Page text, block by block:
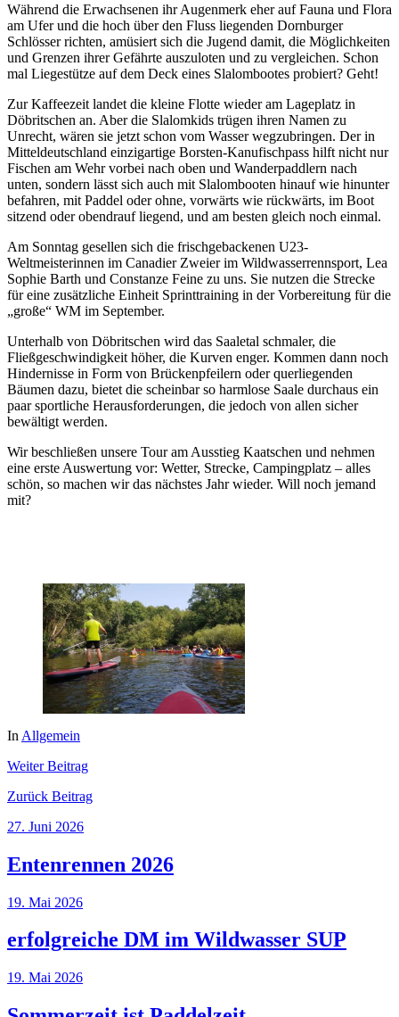
Während die Erwachsenen ihr Augenmerk eher auf Fauna und Flora
am Ufer und die hoch über den Fluss liegenden Dornburger
Schlösser richten, amüsiert sich die Jugend damit, die Möglichkeiten
und Grenzen ihrer Gefährte auszuloten und zu vergleichen. Schon
mal Liegestütze auf dem Deck eines Slalombootes probiert? Geht!
Zur Kaffeezeit landet die kleine Flotte wieder am Lageplatz in
Döbritschen an. Aber die Slalomkids trügen ihren Namen zu
Unrecht, wären sie jetzt schon vom Wasser wegzubringen. Der in
Mitteldeutschland einzigartige Borsten-Kanufischpass hilft nicht nur
Fischen am Wehr vorbei nach oben und Wanderpaddlern nach
unten, sondern lässt sich auch mit Slalombooten hinauf wie hinunter
befahren, mit Paddel oder ohne, vorwärts wie rückwärts, im Boot
sitzend oder obendrauf liegend, und am besten gleich noch einmal.
Am Sonntag gesellen sich die frischgebackenen U23-
Weltmeisterinnen im Canadier Zweier im Wildwasserrennsport, Lea
Sophie Barth und Constanze Feine zu uns. Sie nutzen die Strecke
für eine zusätzliche Einheit Sprinttraining in der Vorbereitung für die
„große“ WM im September.
Unterhalb von Döbritschen wird das Saaletal schmaler, die
Fließgeschwindigkeit höher, die Kurven enger. Kommen dann noch
Hindernisse in Form von Brückenpfeilern oder querliegenden
Bäumen dazu, bietet die scheinbar so harmlose Saale durchaus ein
paar sportliche Herausforderungen, die jedoch von allen sicher
bewältigt werden.
Wir beschließen unsere Tour am Ausstieg Kaatschen und nehmen
eine erste Auswertung vor: Wetter, Strecke, Campingplatz – alles
schön, so machen wir das nächstes Jahr wieder. Will noch jemand
mit?
In Allgemein
WeiterBeitrag
Zurück Beitrag
27. Juni 2026
Entenrennen 2026
19. Mai 2026
erfolgreiche DM im Wildwasser SUP
19. Mai 2026